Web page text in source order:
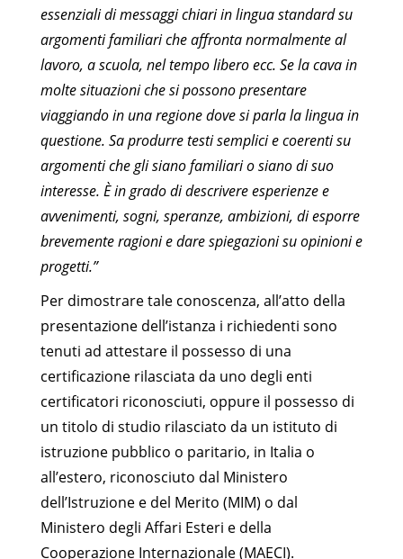
essenziali di messaggi chiari in lingua standard su
argomenti familiari che affronta normalmente al
lavoro, a scuola, nel tempo libero ecc. Se la cava in
molte situazioni che si possono presentare
viaggiando in una regione dove si parla la lingua in
questione. Sa produrre testi semplici e coerenti su
argomenti che gli siano familiari o siano di suo
interesse. È in grado di descrivere esperienze e
avvenimenti, sogni, speranze, ambizioni, di esporre
brevemente ragioni e dare spiegazioni su opinioni e
progetti.”
Per dimostrare tale conoscenza, all’atto della
presentazione dell’istanza i richiedenti sono
tenuti ad attestare il possesso di una
certificazione rilasciata da uno degli enti
certificatori riconosciuti, oppure il possesso di
un titolo di studio rilasciato da un istituto di
istruzione pubblico o paritario, in Italia o
all’estero, riconosciuto dal Ministero
dell’Istruzione e del Merito (MIM) o dal
Ministero degli Affari Esteri e della
Cooperazione Internazionale (MAECI).